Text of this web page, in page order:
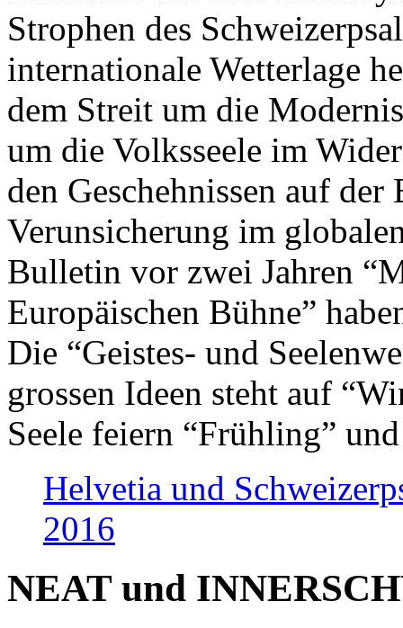
Strophen des
internationale Wetterlage
dem Streit um die
um die Volksseele im
den Geschehnissen auf
Verunsicherung im
Bulletin vor zwei Jahren
Europäischen Bühne”
Die “Geistes- und
grossen Ideen steht auf
Seele feiern “Frühling”
Helvetia und
2016
NEAT und